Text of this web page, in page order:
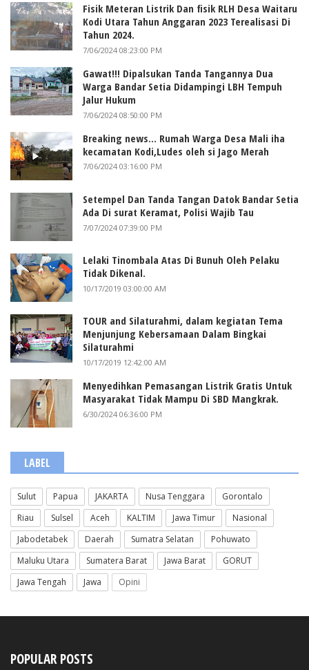
Fisik Meteran Listrik Dan fisik RLH Desa Waitaru
Kodi Utara Tahun Anggaran 2023 Terealisasi Di
Tahun 2024.
7/06/2024 08:23:00 PM
Gawat!!! Dipalsukan Tanda Tangannya Dua
Warga Bandar Setia Didampingi LBH Tempuh
Jalur Hukum
7/06/2024 08:50:00 PM
Breaking news... Rumah Warga Desa Mali iha
kecamatan Kodi,Ludes oleh si Jago Merah
7/06/2024 03:16:00 PM
Setempel Dan Tanda Tangan Datok Bandar Setia
Ada Di surat Keramat, Polisi Wajib Tau
7/07/2024 07:39:00 PM
Lelaki Tinombala Atas Di Bunuh Oleh Pelaku
Tidak Dikenal.
10/17/2019 03:00:00 AM
TOUR and Silaturahmi, dalam kegiatan Tema
Menjunjung Kebersamaan Dalam Bingkai
Silaturahmi
10/17/2019 12:42:00 AM
Menyedihkan Pemasangan Listrik Gratis Untuk
Masyarakat Tidak Mampu Di SBD Mangkrak.
6/30/2024 06:36:00 PM
LABEL
Sulut Papua JAKARTA Nusa Tenggara
Gorontalo
Riau
Sulsel Aceh KALTIM Jawa Timur
Nasional
Jabodetabek
Daerah Sumatra Selatan
Pohuwato
Maluku Utara
Sumatera Barat Jawa Barat
GORUT
Jawa Tengah
Jawa Opini
POPULAR POSTS